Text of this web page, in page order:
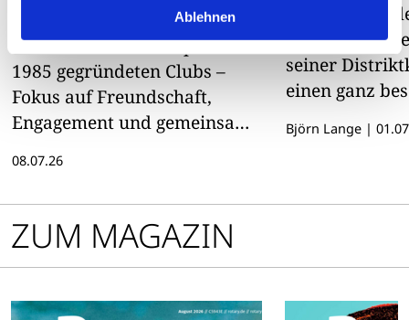
Ablehnen
Winsen
Zweite Frau an der Spitze des
1985 gegründeten Clubs –
Fokus auf Freundschaft,
Engagement und gemeinsame
08.07.26
Der
Dennis Kissel
seiner
einen ganz
Björn Lange |
ZUM MAGAZIN